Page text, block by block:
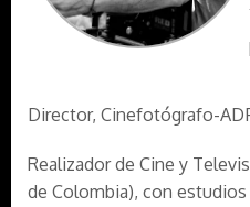
Director, Cinefotógrafo-
Realizador de Cine y
de Colombia), con